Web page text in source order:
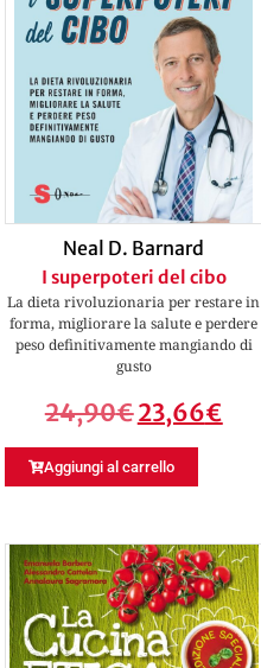
Neal D. Barnard
I superpoteri del cibo
La dieta rivoluzionaria per restare in
forma, migliorare la salute e perdere
peso definitivamente mangiando di
gusto
24,90€23,66€
Aggiungi al carrello